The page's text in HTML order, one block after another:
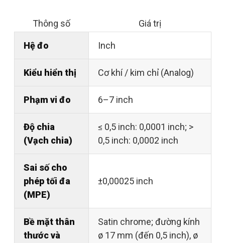
Thông số Giá trị
Hệ đo Inch
Kiểu hiển thị Cơ khí / kim chỉ (Analog)
Phạm vi đo 6–7 inch
Độ chia
(Vạch chia)
≤ 0,5 inch: 0,0001 inch; >
0,5 inch: 0,0002 inch
Sai số cho
phép tối đa
(MPE)
±0,00025 inch
Bề mặt thân
thước và
Satin chrome; đường kính
ø 17 mm (đến 0,5 inch), ø